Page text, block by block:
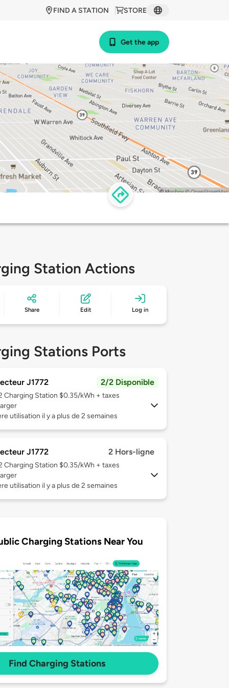
STORE
FIND A STATION
Get the app
Station Actions
Share Edit Log in
Stations Ports
J1772 2/2 Disponible
Charging Station $0.35/kWh + taxes
utilisation il y a plus de 2 semaines
J1772 2 Hors-ligne
Charging Station $0.35/kWh + taxes
utilisation il y a plus de 2 semaines
Charging Stations Near You
Find Charging Stations